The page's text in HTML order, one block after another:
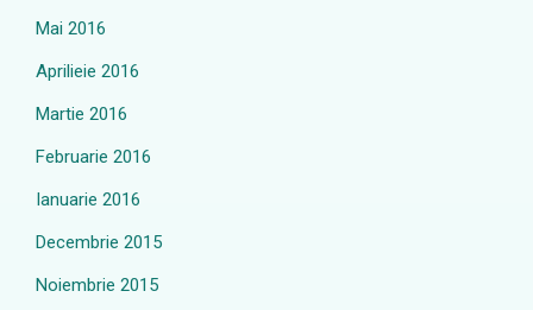
Mai 2016
Aprilieie 2016
Martie 2016
Februarie 2016
Ianuarie 2016
Decembrie 2015
Noiembrie 2015